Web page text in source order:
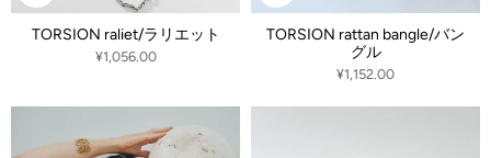
TORSION raliet/ラリエット
¥1,056.00
TORSION rattan bangle/バン
グル
¥1,152.00